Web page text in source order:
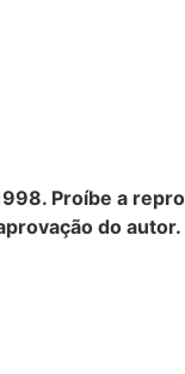
Proíbe a
do autor.